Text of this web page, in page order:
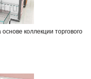
коллекции торгового